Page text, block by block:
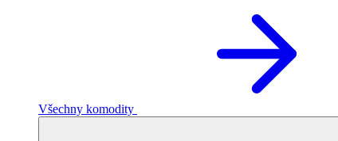
Všechny komodity